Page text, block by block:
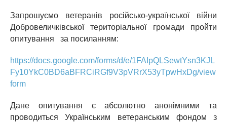
Запрошуємо ветеранів російсько-української війни
Добровеличківської територіальної громади пройти
опитування за посиланням:
https://docs.google.com/forms/d/e/1FAIpQLSewtYsn3KJL
Fy10YkC0BD6aBFRCiRGf9V3pVRrX53yTpwHxDg/view
form
Дане опитування є абсолютно анонімними та
проводиться Українським ветеранським фондом з